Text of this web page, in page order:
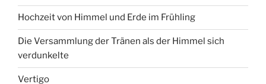
Hochzeit von Himmel und Erde im Frühling
Die Versammlung der Tränen als der Himmel sich
verdunkelte
Vertigo